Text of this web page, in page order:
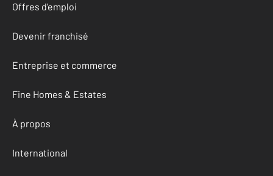
Offres d'emploi
Devenir franchisé
Entreprise et commerce
Fine Homes & Estates
À propos
International